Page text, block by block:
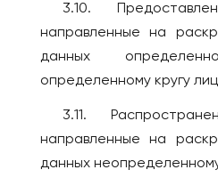
3.10.
направленные на
данных
определенному кругу
3.11.
направленные на
данных